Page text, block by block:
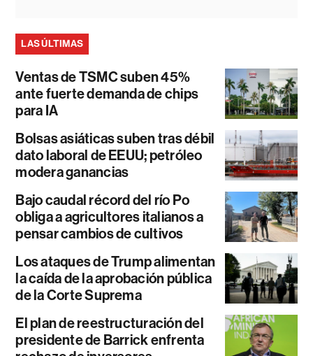
LAS ÚLTIMAS
Ventas de TSMC suben 45%
ante fuerte demanda de chips
para IA
Bolsas asiáticas suben tras débil
dato laboral de EEUU; petróleo
modera ganancias
Bajo caudal récord del río Po
obliga a agricultores italianos a
pensar cambios de cultivos
Los ataques de Trump alimentan
la caída de la aprobación pública
de la Corte Suprema
El plan de reestructuración del
presidente de Barrick enfrenta